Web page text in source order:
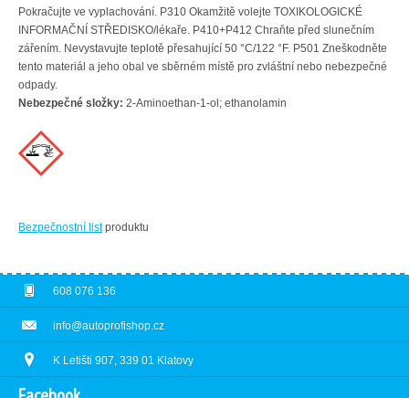
Pokračujte ve vyplachování. P310 Okamžitě volejte TOXIKOLOGICKÉ
INFORMAČNÍ STŘEDISKO/lékaře. P410+P412 Chraňte před slunečním
zářením. Nevystavujte teplotě přesahující 50 °C/122 °F. P501 Zneškodněte
tento materiál a jeho obal ve sběrném místě pro zvláštní nebo nebezpečné
odpady.
Nebezpečné složky: 2-Aminoethan-1-ol; ethanolamin
Bezpečnostní listproduktu
608 076 136
info@autoprofishop.cz
K Letišti 907, 339 01 Klatovy